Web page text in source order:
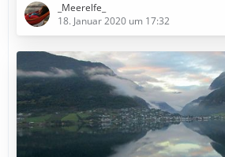
_Meerelfe_
18. Januar 2020 um 17:32